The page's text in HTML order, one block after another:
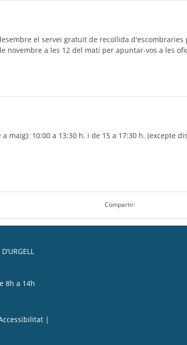
el servei gratuït de recollida d'escombraries
novembre a les 12 del matí per apuntar-vos a les
a maig): 10:00 a 13:30 h. i de 15 a 17:30 h. (excepte
Compartir:
8h a 14h